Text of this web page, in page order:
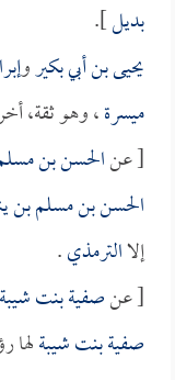
بديل].
يحيى بن أبي بكيرو
ميسرة، وهو ثقة،
[ عنالحسن بن
الحسن بن مسلم بن
إلاالترمذي.
[ عنصفية بنت شيبة
صفية بنت شيبة